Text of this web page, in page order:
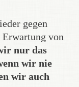
gegen
Erwartung von
nur das
wir nie
wir auch